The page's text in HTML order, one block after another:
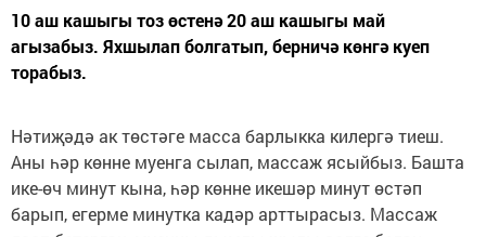
10 аш кашыгы тоз өстенә 20 аш кашыгы май
агызабыз. Яхшылап болгатып, берничә көнгә куеп
торабыз.
Нәтиҗәдә ак төстәге масса барлыкка килергә тиеш.
Аны һәр көнне муенга сылап, массаж ясыйбыз. Башта
ике-өч минут кына, һәр көнне икешәр минут өстәп
барып, егерме минутка кадәр арттырасыз. Массаж